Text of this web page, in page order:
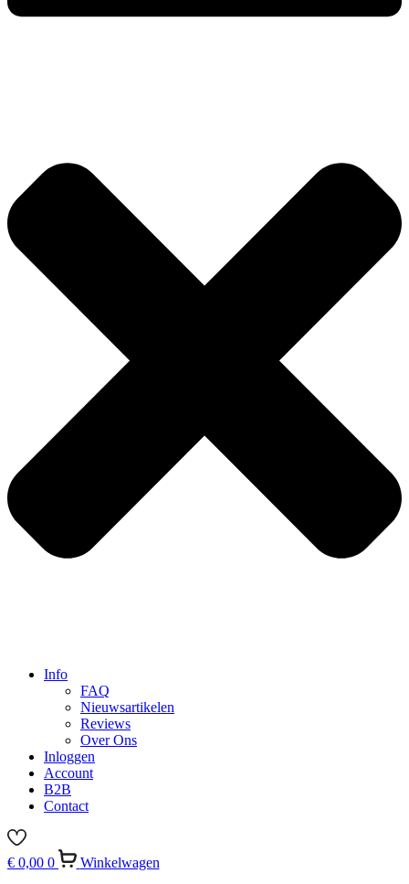
Info
FAQ
Nieuwsartikelen
Reviews
Over Ons
Inloggen
Account
B2B
Contact
€ 0,00 0
Winkelwagen